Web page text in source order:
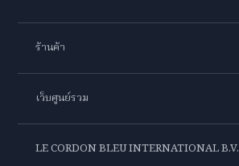
ร้านค้า
เว็บศูนย์รวม
LE CORDON BLEU INTERNATIONAL B.V.